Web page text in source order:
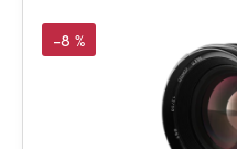
-8 %